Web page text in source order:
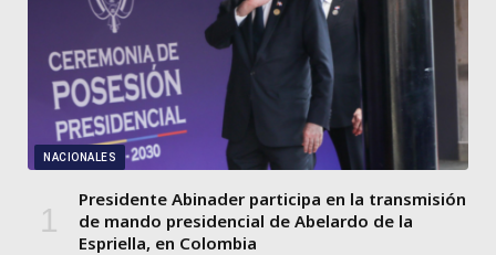
NACIONALES
Presidente Abinader participa en la transmisión
de mando presidencial de Abelardo de la
Espriella, en Colombia